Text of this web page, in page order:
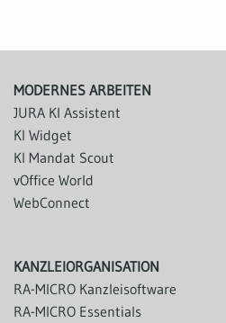
MODERNES ARBEITEN
JURA KI Assistent
KI Widget
KI Mandat Scout
vOffice World
WebConnect
KANZLEIORGANISATION
RA-MICRO Kanzleisoftware
RA-MICRO Essentials